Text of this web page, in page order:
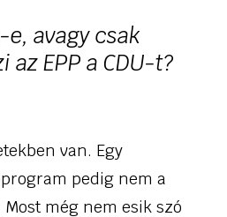
avagy csak
az EPP a CDU-t?
van. Egy
pedig nem a
még nem esik szó